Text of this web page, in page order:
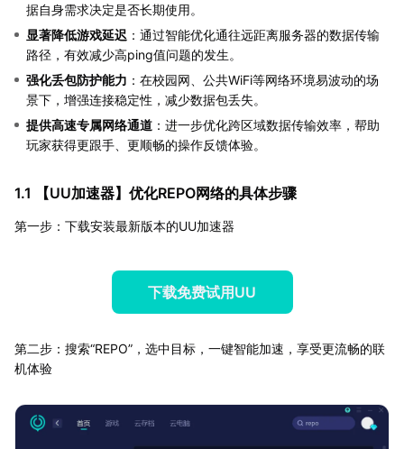
据自身需求决定是否长期使用。
显著降低游戏延迟 ：通过智能优化通往远距离服务器的数据传输
路径，有效减少高ping值问题的发生。
强化丢包防护能力 ：在校园网、公共WiFi等网络环境易波动的场
景下，增强连接稳定性，减少数据包丢失。
提供高速专属网络通道 ：进一步优化跨区域数据传输效率，帮助
玩家获得更跟手、更顺畅的操作反馈体验。
1.1 【UU加速器】优化REPO网络的具体步骤
第一步：下载安装最新版本的UU加速器
下载免费试用UU
第二步：搜索“REPO”，选中目标，一键智能加速，享受更流畅的联
机体验